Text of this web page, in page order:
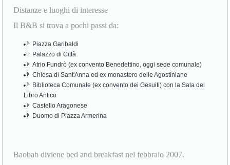
Distanze e luoghi di interesse
Il B&B si trova a pochi passi da:
Piazza Garibaldi
Palazzo di Città
Atrio Fundrò (ex convento Benedettino, oggi sede comunale)
Chiesa di Sant'Anna ed ex monastero delle Agostiniane
Biblioteca Comunale (ex convento dei Gesuiti) con la Sala del
Libro Antico
Castello Aragonese
Duomo di Piazza Armerina
Baobab diviene bed and breakfast nel febbraio 2007.